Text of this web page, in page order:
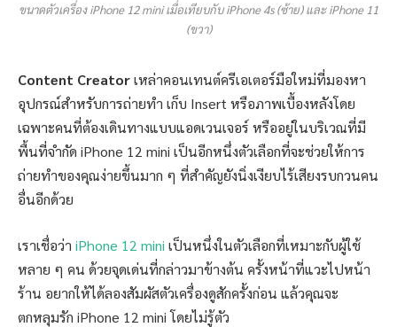
ขนาดตัวเครื่อง iPhone 12 mini เมื่อเทียบกับ iPhone 4s (ซ้าย) และ iPhone 11
(ขวา)
Content Creatorเหล่าคอนเทนต์ครีเอเตอร์มือใหม่ที่มองหา
อุปกรณ์สำหรับการถ่ายทำ เก็บ Insert หรือภาพเบื้องหลังโดย
เฉพาะคนที่ต้องเดินทางแบบแอดเวนเจอร์ หรืออยู่ในบริเวณที่มี
พื้นที่จำกัด iPhone 12 mini เป็นอีกหนึ่งตัวเลือกที่จะช่วยให้การ
ถ่ายทำของคุณง่ายขึ้นมาก ๆ ที่สำคัญยังนิ่งเงียบไร้เสียงรบกวนคน
อื่นอีกด้วย
เราเชื่อว่า iPhone 12 mini เป็นหนึ่งในตัวเลือกที่เหมาะกับผู้ใช้
หลาย ๆ คน ด้วยจุดเด่นที่กล่าวมาข้างต้น ครั้งหน้าที่แวะไปหน้า
ร้าน อยากให้ได้ลองสัมผัสตัวเครื่องดูสักครั้งก่อน แล้วคุณจะ
ตกหลุมรัก iPhone 12 mini โดยไม่รู้ตัว